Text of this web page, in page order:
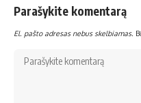
Parašykite komentarą
El. pašto adresas nebus skelbiamas.